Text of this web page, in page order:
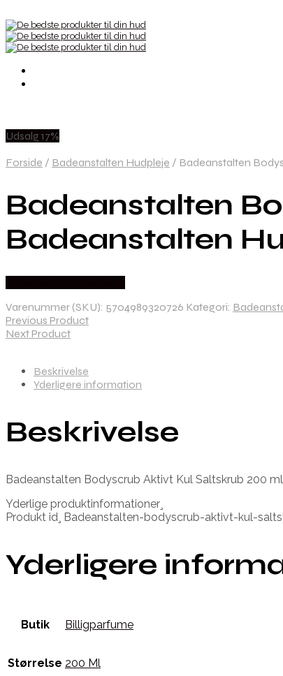
Udsalg 17%
Forside / Badeanstalten Hudpleje / Badeanstalten
Badeanstalten
Badeanstalten
Varenummer (SKU): 5704989320726 Kategori:
Previous Product
Next Product
Beskrivelse
Yderligere information
Beskrivelse
Badeanstalten Bodyscrub Aktivt Kul Saltskrub 200 ml
Yderlige produktinformationer¸
Produkt id¸ Badeanstalten-bodyscrub-aktivt-kul-
Yderligere
Butik Billigparfume
Størrelse 200 Ml